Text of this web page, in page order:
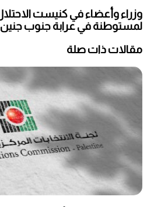
وزراء وأعضاء في كنيست
لمستوطنة في عرابة جنوب جنين
مقالات ذات صلة